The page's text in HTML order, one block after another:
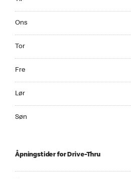
Ons
Tor
Fre
Lør
Søn
Åpningstider for Drive-Thru